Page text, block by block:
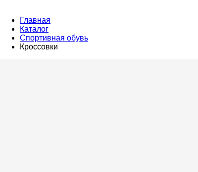
Главная
Каталог
Спортивная обувь
Кроссовки